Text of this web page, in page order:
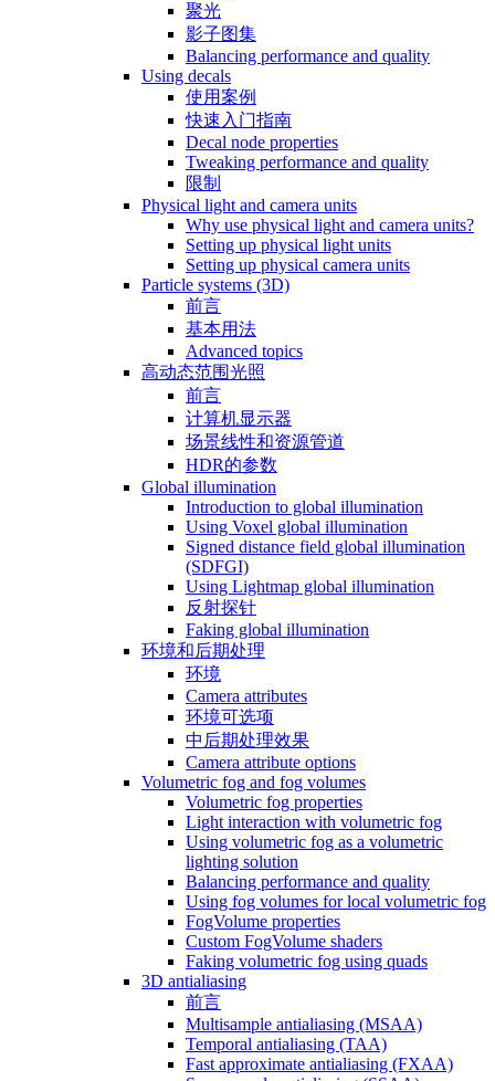
聚光
影子图集
Balancing performance and quality
Using decals
使用案例
快速入门指南
Decal node properties
Tweaking performance and quality
限制
Physical light and camera units
Why use physical light and camera units?
Setting up physical light units
Setting up physical camera units
Particle systems (3D)
前言
基本用法
Advanced topics
高动态范围光照
前言
计算机显示器
场景线性和资源管道
HDR的参数
Global illumination
Introduction to global illumination
Using Voxel global illumination
Signed distance field global illumination
(SDFGI)
Using Lightmap global illumination
反射探针
Faking global illumination
环境和后期处理
环境
Camera attributes
环境可选项
中后期处理效果
Camera attribute options
Volumetric fog and fog volumes
Volumetric fog properties
Light interaction with volumetric fog
Using volumetric fog as a volumetric
lighting solution
Balancing performance and quality
Using fog volumes for local volumetric fog
FogVolume properties
Custom FogVolume shaders
Faking volumetric fog using quads
3D antialiasing
前言
Multisample antialiasing (MSAA)
Temporal antialiasing (TAA)
Fast approximate antialiasing (FXAA)